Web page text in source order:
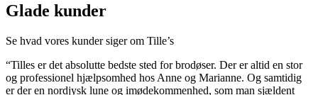
Glade kunder
Se hvad vores kunder siger om Tille’s
“Tilles er det absolutte bedste sted for brodøser. Der er altid en stor
og professionel hjælpsomhed hos Anne og Marianne. Og samtidig
er der en nordjysk lune og imødekommenhed, som man sjældent